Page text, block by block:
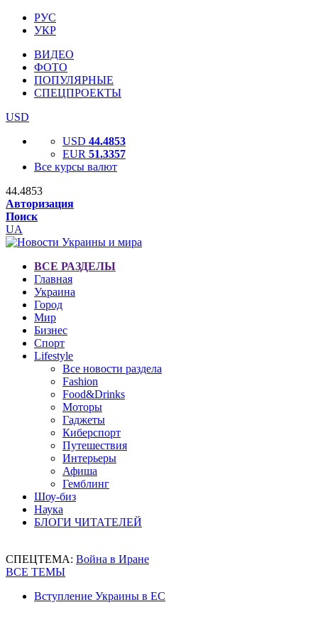
РУС
УКР
ВИДЕО
ФОТО
ПОПУЛЯРНЫЕ
СПЕЦПРОЕКТЫ
USD
USD 44.4853
EUR 51.3357
Все курсы валют
44.4853
Авторизация
Поиск
UA
ВСЕ РАЗДЕЛЫ
Главная
Украина
Город
Мир
Бизнес
Спорт
Lifestyle
Все новости раздела
Fashion
Food&Drinks
Моторы
Гаджеты
Киберспорт
Путешествия
Интерьеры
Афиша
Гемблинг
Шоу-биз
Наука
БЛОГИ ЧИТАТЕЛЕЙ
СПЕЦТЕМА: Война в Иране
ВСЕ ТЕМЫ
Вступление Украины в ЕС